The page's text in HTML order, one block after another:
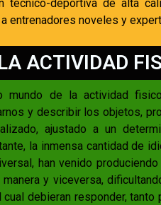
deportiva de alta
entrenadores noveles y
ACTIVIDAD
mundo de la actividad
y describir los objetos,
ajustado a un
la inmensa cantidad de
han venido
y viceversa,
debieran responder, tanto